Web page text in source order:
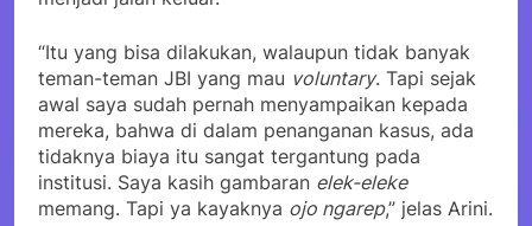
“Itu yang bisa dilakukan, walaupun tidak banyak
teman-teman JBI yang mau voluntary. Tapi sejak
awal saya sudah pernah menyampaikan kepada
mereka, bahwa di dalam penanganan kasus, ada
tidaknya biaya itu sangat tergantung pada
institusi. Saya kasih gambaran elek-eleke
memang. Tapi ya kayaknya ojo ngarep,” jelas Arini.